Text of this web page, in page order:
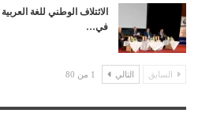
الائتلاف الوطني للغة
في…
السابق التالي 1 من 80